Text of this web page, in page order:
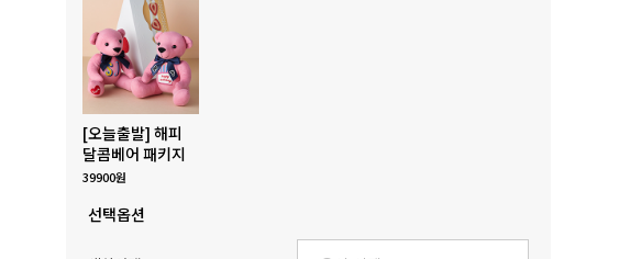
[오늘출발] 해피
달콤베어 패키지
39900원
선택옵션